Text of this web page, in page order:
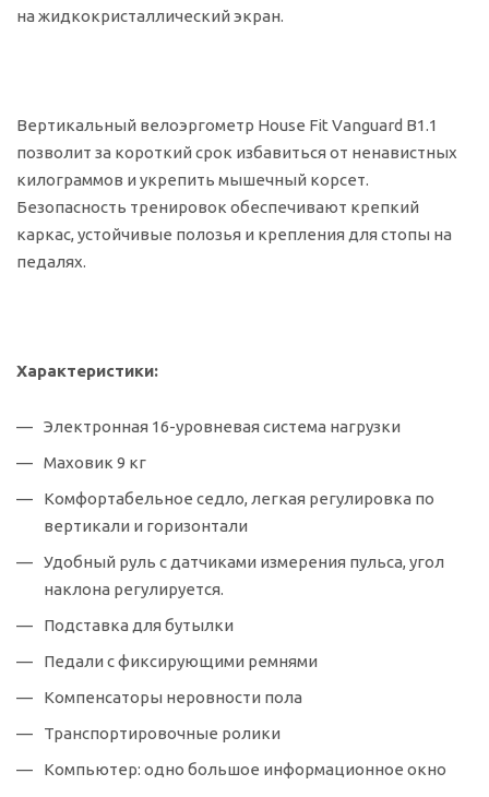
на жидкокристаллический экран.
Вертикальный велоэргометр House Fit Vanguard B1.1
позволит за короткий срок избавиться от ненавистных
килограммов и укрепить мышечный корсет.
Безопасность тренировок обеспечивают крепкий
каркас, устойчивые полозья и крепления для стопы на
педалях.
Характеристики:
Электронная 16-уровневая система нагрузки
Маховик 9 кг
Комфортабельное седло, легкая регулировка по
вертикали и горизонтали
Удобный руль с датчиками измерения пульса, угол
наклона регулируется.
Подставка для бутылки
Педали с фиксирующими ремнями
Компенсаторы неровности пола
Транспортировочные ролики
Компьютер: одно большое информационное окно